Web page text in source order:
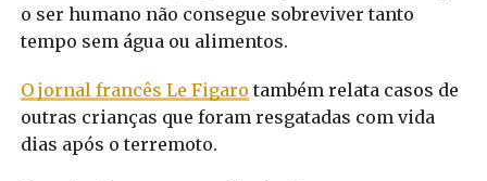
o ser humano não consegue sobreviver tanto
tempo sem água ou alimentos.
O jornal francês Le Figaro também relata casos de
outras crianças que foram resgatadas com vida
dias após o terremoto.